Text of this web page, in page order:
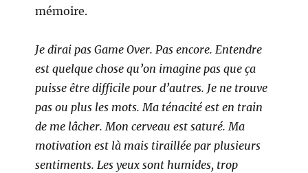
mémoire.
Je dirai pas Game Over. Pas encore. Entendre
est quelque chose qu’on imagine pas que ça
puisse être difficile pour d’autres. Je ne trouve
pas ou plus les mots. Ma ténacité est en train
de me lâcher. Mon cerveau est saturé. Ma
motivation est là mais tiraillée par plusieurs
sentiments. Les yeux sont humides, trop